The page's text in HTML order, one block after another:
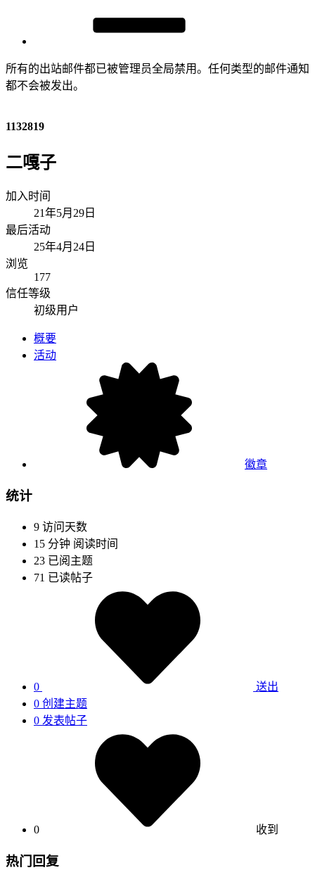
所有的出站邮件都已被管理员全局禁用。任何类型的邮件通知
都不会被发出。
1132819
二嘎子
加入时间
21年5月29日
最后活动
25年4月24日
浏览
177
信任等级
初级用户
概要
活动
徽章
统计
9 访问天数
15 分钟 阅读时间
23 已阅主题
71 已读帖子
0
送出
0 创建主题
0 发表帖子
0 收到
热门回复